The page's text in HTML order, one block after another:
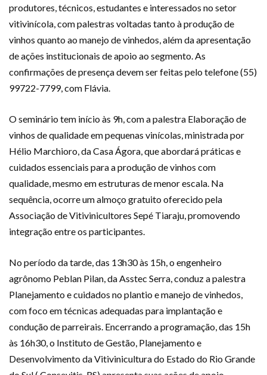
produtores, técnicos, estudantes e interessados no setor
vitivinícola, com palestras voltadas tanto à produção de
vinhos quanto ao manejo de vinhedos, além da apresentação
de ações institucionais de apoio ao segmento. As
confirmações de presença devem ser feitas pelo telefone (55)
99722-7799, com Flávia.
O seminário tem início às 9h, com a palestra Elaboração de
vinhos de qualidade em pequenas vinícolas, ministrada por
Hélio Marchioro, da Casa Ágora, que abordará práticas e
cuidados essenciais para a produção de vinhos com
qualidade, mesmo em estruturas de menor escala. Na
sequência, ocorre um almoço gratuito oferecido pela
Associação de Vitivinicultores Sepé Tiaraju, promovendo
integração entre os participantes.
No período da tarde, das 13h30 às 15h, o engenheiro
agrônomo Peblan Pilan, da Asstec Serra, conduz a palestra
Planejamento e cuidados no plantio e manejo de vinhedos,
com foco em técnicas adequadas para implantação e
condução de parreirais. Encerrando a programação, das 15h
às 16h30, o Instituto de Gestão, Planejamento e
Desenvolvimento da Vitivinicultura do Estado do Rio Grande